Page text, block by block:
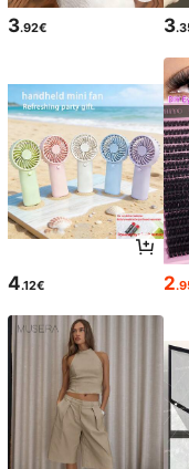
3.92€ 3
4.12€ 2